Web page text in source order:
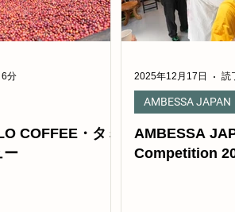
COFFEE・タミ
ー
6分
AMBESSA
Competition
AMBESSA JAPAN
2025年12月17日 読